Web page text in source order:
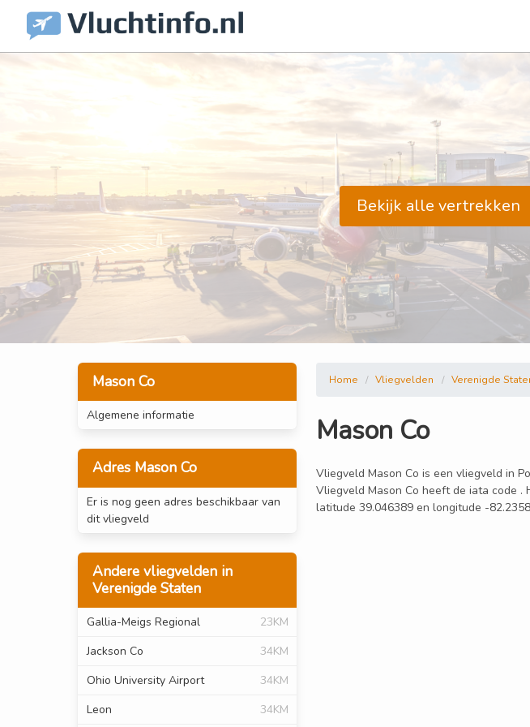
Bekijk alle vertrekken
Mason Co
Algemene informatie
Adres Mason Co
Er is nog geen adres beschikbaar van
dit vliegveld
Andere vliegvelden in
Verenigde Staten
Gallia-Meigs Regional
23KM
Jackson Co
34KM
Ohio University Airport
34KM
Leon
34KM
Home Vliegvelden Verenigde
Mason Co
Vliegveld Mason Co is een vliegveld in
Vliegveld Mason Co heeft de iata code .
latitude 39.046389 en longitude -